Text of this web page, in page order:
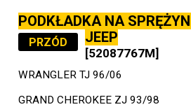
PODKŁADKA NA
JEEP
PRZÓD
[52087767M]
WRANGLER TJ 96/06
GRAND CHEROKEE ZJ 93/98